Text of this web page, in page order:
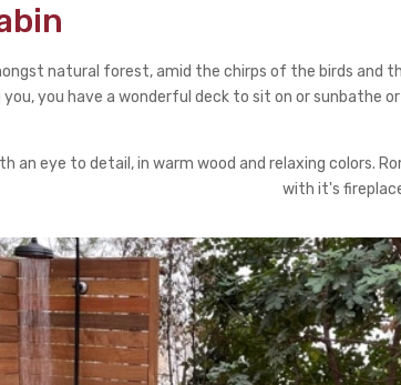
natural forest, amid the chirpsof the birds and
you, you have a wonderful deck to sit on or sunbathe
an eye to detail, in warm wood andrelaxing colors.
with it's